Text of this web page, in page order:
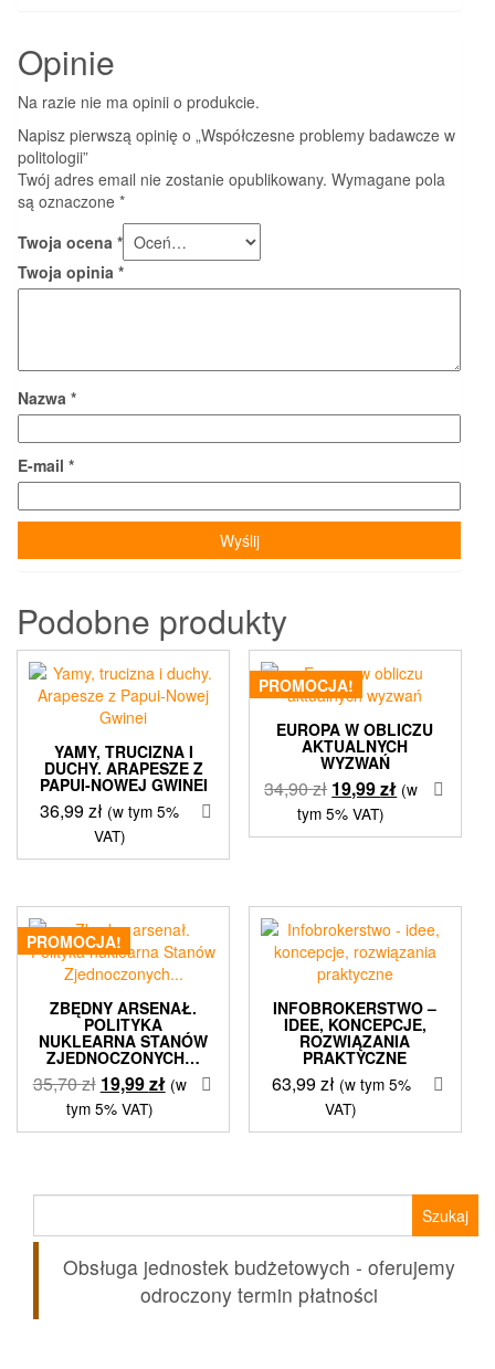
Opinie
Na razie nie ma opinii o produkcie.
Napisz pierwszą opinię o „Współczesne problemy badawcze w
politologii”
Twój adres email nie zostanie opublikowany. Wymagane pola
są oznaczone *
Twoja ocena *
Twoja opinia *
Nazwa *
E-mail *
Podobne produkty
YAMY, TRUCIZNA I
DUCHY. ARAPESZE Z
PAPUI-NOWEJ GWINEI
36,99zł (w tym 5%
VAT)
PROMOCJA!
EUROPA W OBLICZU
AKTUALNYCH
WYZWAŃ
34,90zł Pierwotna
cena
wynosiła:
19,99złAktualna
wynosi:
(w
tym 5% VAT)
PROMOCJA!
ZBĘDNY ARSENAŁ.
POLITYKA
NUKLEARNA STANÓW
ZJEDNOCZONYCH…
35,70zł Pierwotna
cena
wynosiła:
19,99złAktualna
wynosi:
(w
tym 5% VAT)
INFOBROKERSTWO –
IDEE, KONCEPCJE,
ROZWIĄZANIA
PRAKTYCZNE
63,99zł (w tym 5%
VAT)
Obsługa jednostek budżetowych - oferujemy
odroczony termin płatności